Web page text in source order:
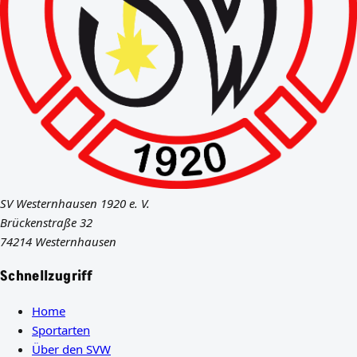
SV Westernhausen 1920 e. V.
Brückenstraße 32
74214 Westernhausen
Schnellzugriff
Home
Sportarten
Über den SVW